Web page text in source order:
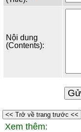
Nội dung
(Contents):
<< Trở về trang trước <<
Xem thêm: